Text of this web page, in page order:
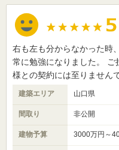
右も左も分からなかった時
常に勉強になりました。 ご
様との契約には至りません
建築エリア 山口県
間取り 非公開
建物予算 3000万円～